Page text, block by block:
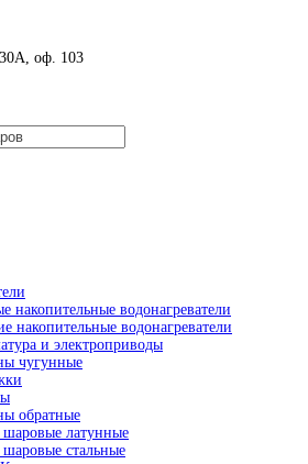
оф. 103
накопительные водонагреватели
накопительные водонагреватели
и электроприводы
чугунные
обратные
латунные
стальные